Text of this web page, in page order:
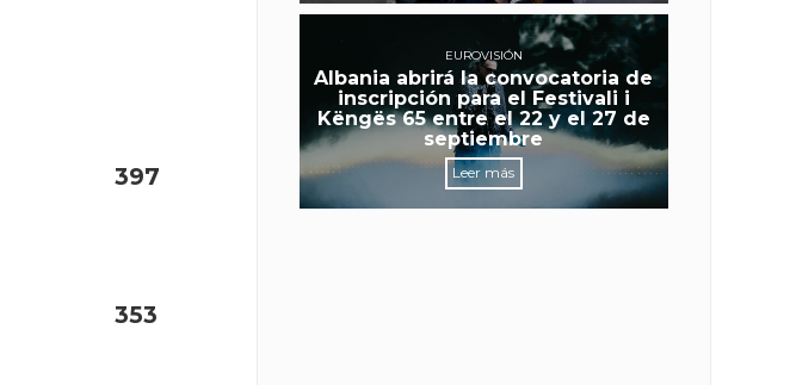
397
353
EUROVISIÓN
Albania abrirá la convocatoria de
inscripción para el Festivali i
Këngës 65 entre el 22 y el 27 de
septiembre
Leer más